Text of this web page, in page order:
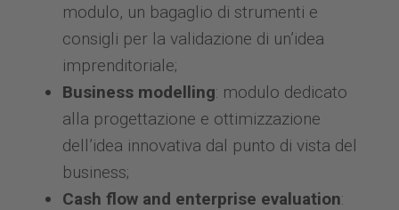
modulo, un bagaglio di strumenti e
consigli per la validazione di un’idea
imprenditoriale;
Business modelling: modulo dedicato
alla progettazione e ottimizzazione
dell’idea innovativa dal punto di vista del
business;
Cash flow and enterprise evaluation: